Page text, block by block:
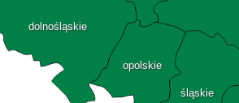
dolnośląskie
opolskie
śląskie